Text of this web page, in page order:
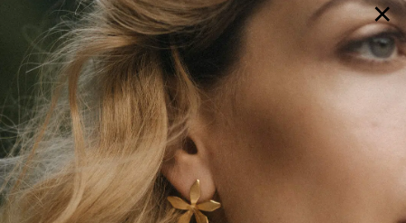
×
GALERIE SELECTION BRAUTMODE JOURNAL
Array ( [0] => extra_args [1] => Array ( [post__not_in] =>
Array ( [0] => 96214 ) ) )